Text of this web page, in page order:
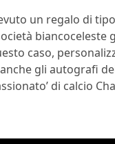
un regalo di
caso,
gli autografi
di calcio